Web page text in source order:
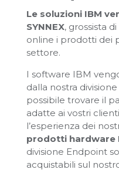
Le soluzioni IBM
SYNNEX, grossista
online i prodotti dei
settore.
I software IBM
dalla nostra
possibile trovare il
adatte ai vostri
l’esperienza dei
prodotti hardware
divisione Endpoint
acquistabili sul